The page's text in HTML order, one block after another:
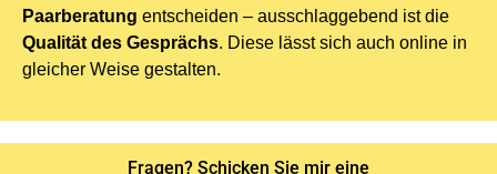
Paarberatung entscheiden – ausschlaggebend ist die
Qualität des Gesprächs. Diese lässt sich auch online in
gleicher Weise gestalten.
Fragen? Schicken Sie mir eine